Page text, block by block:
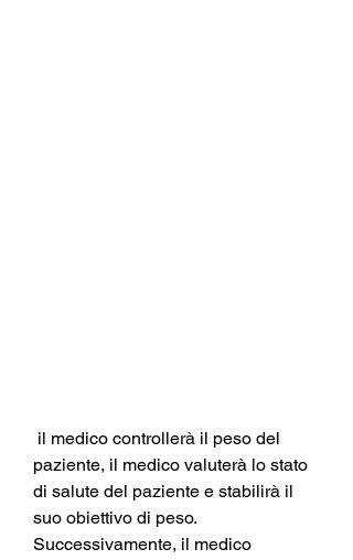
paziente, il medico valuterà lo stato
di salute del paziente e stabilirà il
suo obiettivo di peso.
Successivamente, il medico